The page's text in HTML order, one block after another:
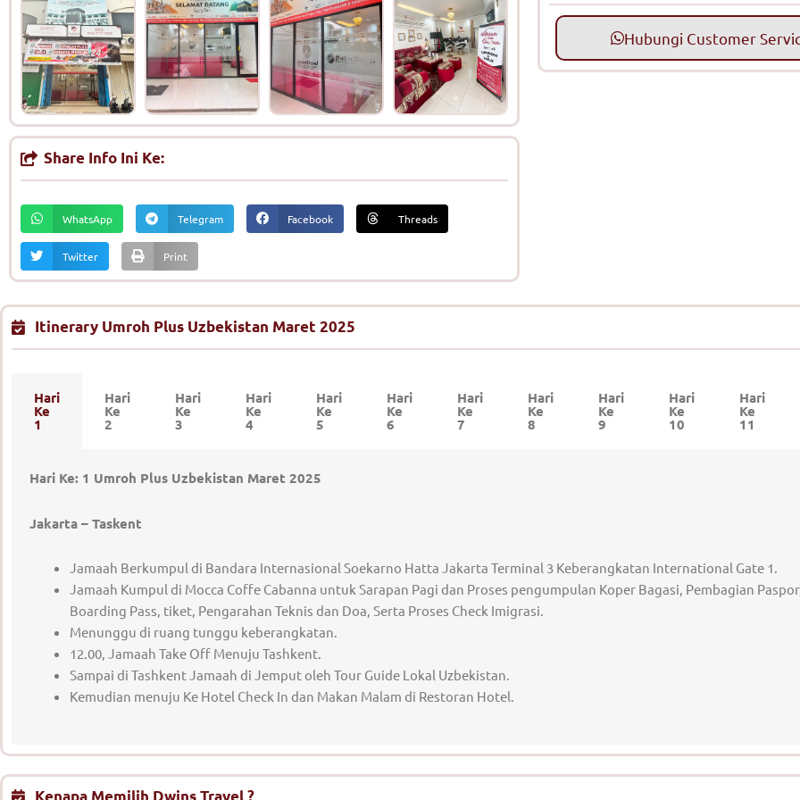
Share Info Ini Ke:
WhatsApp Telegram Facebook Threads
Twitter Print
Hubungi Customer
Itinerary Umroh Plus Uzbekistan Maret 2025
Hari
Ke
1
Hari
Ke
2
Hari
Ke
3
Hari
Ke
4
Hari
Ke
5
Hari
Ke
6
Hari
Ke
7
Hari
Ke
8
Hari
Ke
9
Hari
Ke
10
Hari
Ke
11
Hari Ke: 1 Umroh Plus Uzbekistan Maret 2025
Jakarta – Taskent
Jamaah Berkumpul di Bandara Internasional Soekarno Hatta Jakarta Terminal 3 Keberangkatan International Gate 1.
Jamaah Kumpul di Mocca Coffe Cabanna untuk Sarapan Pagi dan Proses pengumpulan Koper Bagasi, Pembagian
Boarding Pass, tiket, Pengarahan Teknis dan Doa, Serta Proses Check Imigrasi.
Menunggu di ruang tunggu keberangkatan.
12.00, Jamaah Take Off Menuju Tashkent.
Sampai di Tashkent Jamaah di Jemput oleh Tour Guide Lokal Uzbekistan.
Kemudian menuju Ke Hotel Check In dan Makan Malam di Restoran Hotel.